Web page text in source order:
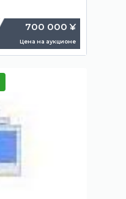
700 000 ¥
Цена на аукционе